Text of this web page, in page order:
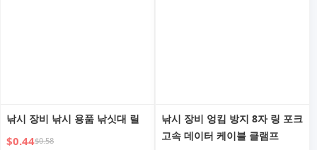
낚시 장비 낚시 용품 낚싯대 릴
$0.44$0.58
낚시 장비 엉킴 방지 8자 링 포크
고속 데이터 케이블 클램프